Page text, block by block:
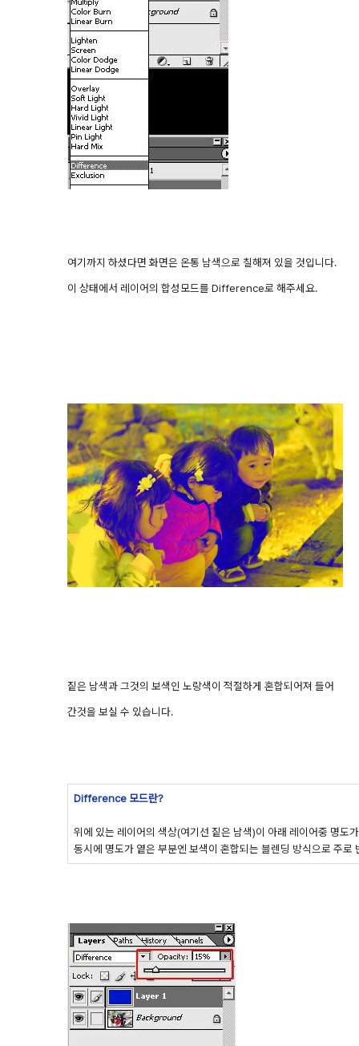
여기까지 하셨다면 화면은 온통 남색으로 칠해져 있을 것입니다.
이 상태에서 레이어의 합성모드를 Difference로 해주세요.
짙은 남색과 그것의 보색인 노랑색이 적절하게 혼합되어져 들어
간것을 보실 수 있습니다.
Difference 모드란?
위에 있는 레이어의 색상(여기선 짙은 남색)이 아래 레이어중 명도
동시에 명도가 옅은 부분엔 보색이 혼합되는 블렌딩 방식으로 주로